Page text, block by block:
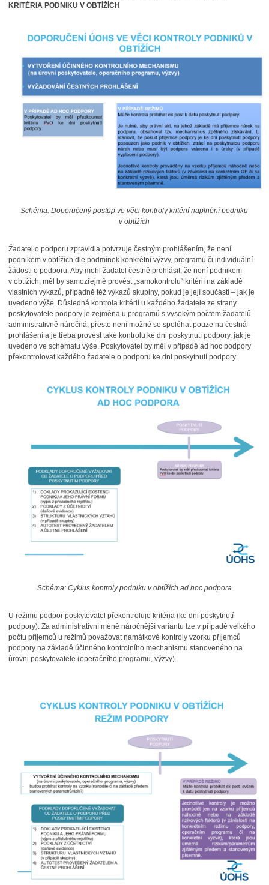
KRITÉRIA PODNIKU V OBTÍŽÍCH
Schéma: Doporučený postup ve věci kontroly kritérií naplnění podniku
v obtížích
Žadatel o podporu zpravidla potvrzuje čestným prohlášením, že není
podnikem v obtížích dle podmínek konkrétní výzvy, programu či individuální
žádosti o podporu. Aby mohl žadatel čestně prohlásit, že není podnikem
v obtížích, měl by samozřejmě provést „samokontrolu“ kritérií na základě
vlastních výkazů, případně též výkazů skupiny, pokud je její součástí – jak je
uvedeno výše. Důsledná kontrola kritérií u každého žadatele ze strany
poskytovatele podpory je zejména u programů s vysokým počtem žadatelů
administrativně náročná, přesto není možné se spoléhat pouze na čestná
prohlášení a je třeba provést také kontrolu ke dni poskytnutí podpory, jak je
uvedeno ve schématu výše. Poskytovatel by měl v případě ad hoc podpory
překontrolovat každého žadatele o podporu ke dni poskytnutí podpory.
Schéma: Cyklus kontroly podniku v obtížích ad hoc podpora
U režimu podpor poskytovatel překontroluje kritéria (ke dni poskytnutí
podpory). Za administrativní méně náročnější variantu lze v případě velkého
počtu příjemců u režimů považovat namátkové kontroly vzorku příjemců
podpory na základě účinného kontrolního mechanismu stanoveného na
úrovni poskytovatele (operačního programu, výzvy).